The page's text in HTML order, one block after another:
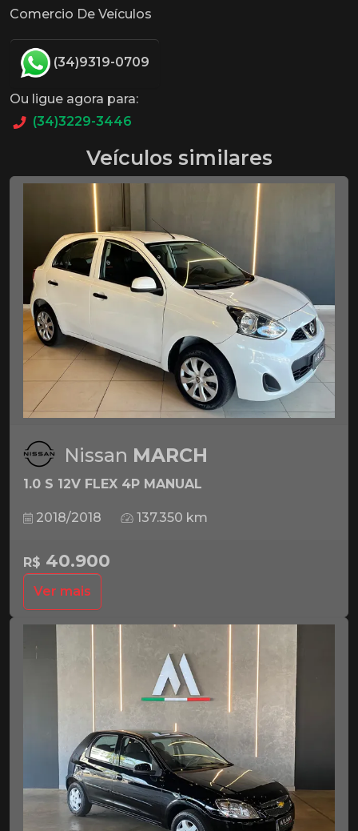
Comercio De Veículos
(34)9319-0709
Ou ligue agora para:
(34)3229-3446
Veículos similares
Nissan MARCH
1.0 S 12V FLEX 4P MANUAL
2018/2018 137.350 km
R$ 40.900
Ver mais